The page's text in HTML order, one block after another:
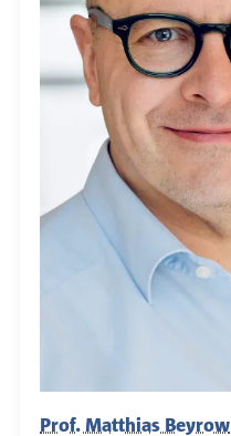
Prof. Matthias Beyrow